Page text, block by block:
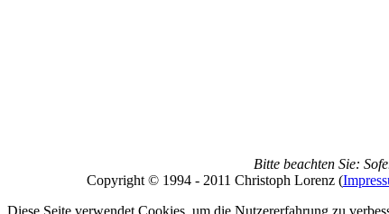
Bitte beachten Sie:
Copyright © 1994 - 2011 Christoph Lorenz (